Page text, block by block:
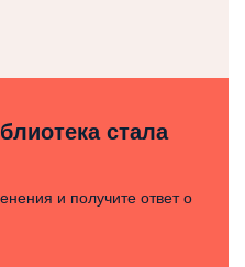
стала
и получите ответ о